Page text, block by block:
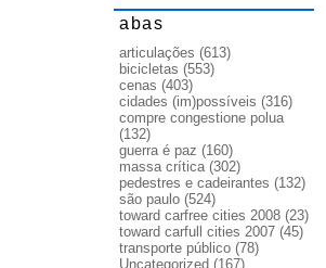
abas
articulações (613)
bicicletas (553)
cenas (403)
cidades (im)possíveis (316)
compre congestione polua
(132)
guerra é paz (160)
massa crítica(302)
pedestres e cadeirantes (132)
são paulo (524)
toward carfree cities 2008 (23)
toward carfull cities 2007 (45)
transporte público (78)
Uncategorized (167)